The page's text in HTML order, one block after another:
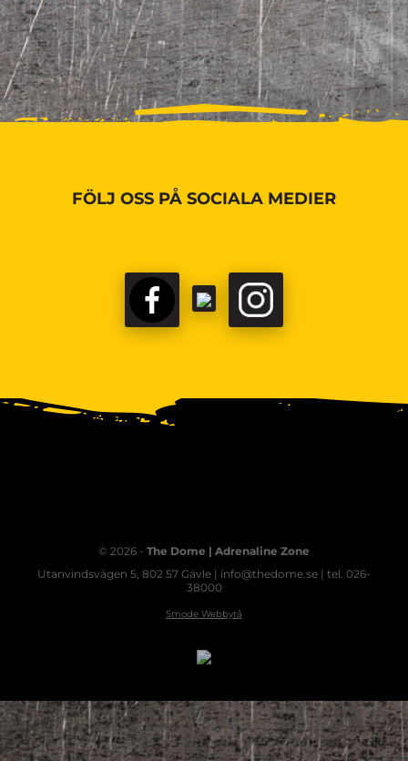
FÖLJ OSS PÅ SOCIALA MEDIER
© 2026 - The Dome | Adrenaline Zone
Utanvindsvägen 5, 802 57 Gävle | info@thedome.se | tel. 026-
38000
Smode Webbyrå